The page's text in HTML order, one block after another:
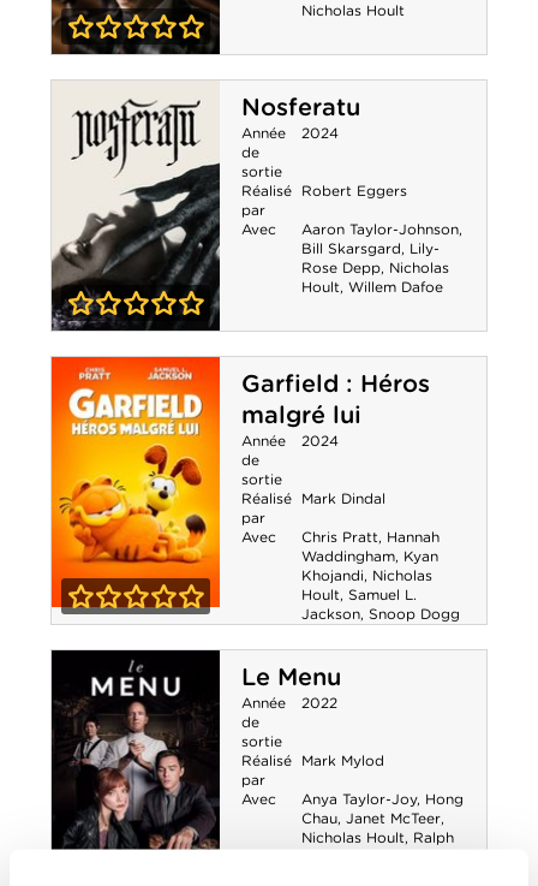
Juré n°2
Nicholas Hoult
Nosferatu
Nosferatu
Année
de
sortie
2024
Réalisé
par
Robert Eggers
Avec Aaron Taylor-Johnson,
Bill Skarsgard, Lily-
Rose Depp, Nicholas
Hoult, Willem Dafoe
Garfield : Héros
malgré lui
Garfield : Héros
malgré lui
Année
de
sortie
2024
Réalisé
par
Mark Dindal
Avec Chris Pratt, Hannah
Waddingham, Kyan
Khojandi, Nicholas
Hoult, Samuel L.
Jackson, Snoop Dogg
Le Menu
Année
de
sortie
2022
Réalisé
par
Mark Mylod
Avec Anya Taylor-Joy, Hong
Chau, Janet McTeer,
Nicholas Hoult, Ralph